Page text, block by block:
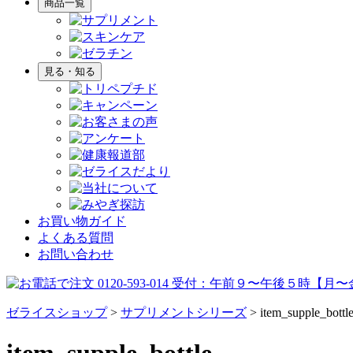
商品一覧
見る・知る
お買い物ガイド
よくある質問
お問い合わせ
ゼライスショップ> サプリメントシリーズ > item_supple_bottle